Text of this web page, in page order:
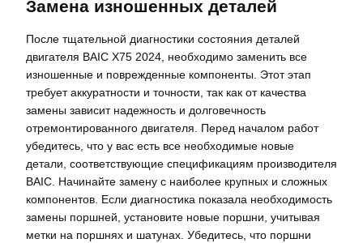
Замена изношенных деталей
После тщательной диагностики состояния деталей
двигателя BAIC X75 2024, необходимо заменить все
изношенные и поврежденные компоненты. Этот этап
требует аккуратности и точности, так как от качества
замены зависит надежность и долговечность
отремонтированного двигателя. Перед началом работ
убедитесь, что у вас есть все необходимые новые
детали, соответствующие спецификациям производителя
BAIC. Начинайте замену с наиболее крупных и сложных
компонентов. Если диагностика показала необходимость
замены поршней, установите новые поршни, учитывая
метки на поршнях и шатунах. Убедитесь, что поршни